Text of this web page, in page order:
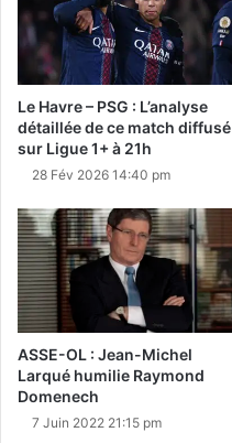
Le Havre – PSG : L’analyse
détaillée de ce match diffusé
sur Ligue 1+ à 21h
28 Fév 2026 14:40 pm
ASSE-OL : Jean-Michel
Larqué humilie Raymond
Domenech
7 Juin 2022 21:15 pm